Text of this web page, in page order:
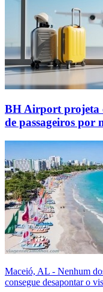
BH Airport projeta
de passageiros por
Maceió, AL - Nenhum
consegue desapontar o